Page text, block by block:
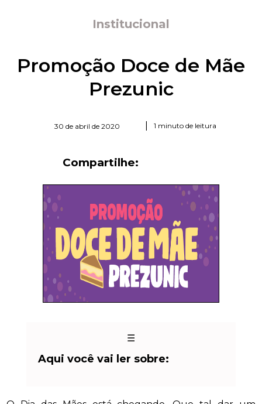
Institucional
Promoção Doce de Mãe
Prezunic
30 de abril de 2020 1 minuto de leitura
Compartilhe:
☰
Aqui você vai ler sobre: